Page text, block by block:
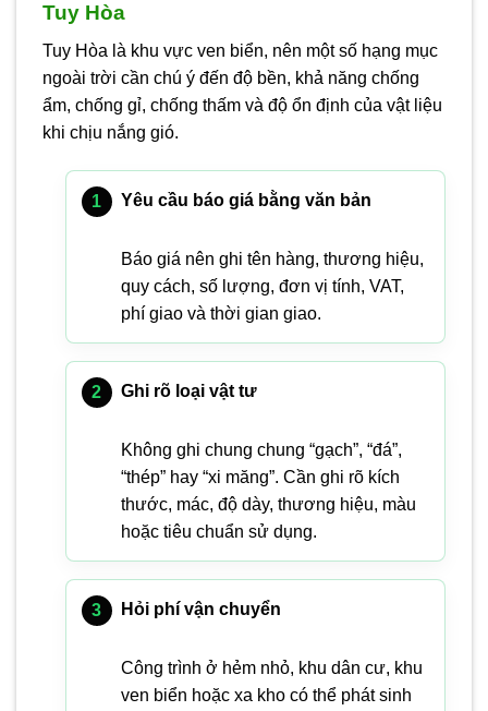
Tuy Hòa
Tuy Hòa là khu vực ven biển, nên một số hạng mục
ngoài trời cần chú ý đến độ bền, khả năng chống
ẩm, chống gỉ, chống thấm và độ ổn định của vật liệu
khi chịu nắng gió.
Yêu cầu báo giá bằng văn bản
Báo giá nên ghi tên hàng, thương hiệu,
quy cách, số lượng, đơn vị tính, VAT,
phí giao và thời gian giao.
Ghi rõ loại vật tư
Không ghi chung chung “gạch”, “đá”,
“thép” hay “xi măng”. Cần ghi rõ kích
thước, mác, độ dày, thương hiệu, màu
hoặc tiêu chuẩn sử dụng.
Hỏi phí vận chuyển
Công trình ở hẻm nhỏ, khu dân cư, khu
ven biển hoặc xa kho có thể phát sinh